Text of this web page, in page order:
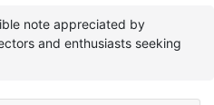
note appreciated by
and enthusiasts seeking